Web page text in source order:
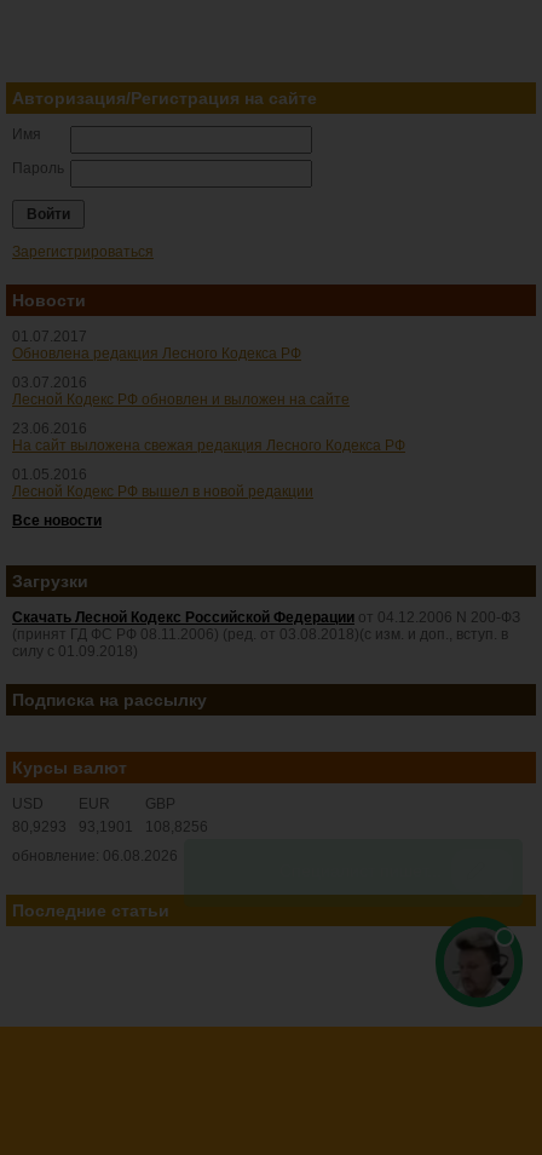
Авторизация/Регистрация на сайте
Имя
Пароль
Зарегистрироваться
Новости
01.07.2017
Обновлена редакция Лесного Кодекса РФ
03.07.2016
Лесной Кодекс РФ обновлен и выложен на сайте
23.06.2016
На сайт выложена свежая редакция Лесного Кодекса РФ
01.05.2016
Лесной Кодекс РФ вышел в новой редакции
Все новости
Загрузки
Скачать Лесной Кодекс Российской Федерации от 04.12.2006 N 200-ФЗ
(принят ГД ФС РФ 08.11.2006) (ред. от 03.08.2018)(с изм. и доп., вступ. в
силу с 01.09.2018)
Подписка на рассылку
Курсы валют
USD EUR
GBP
80,9293
93,1901
108,8256
обновление: 06.08.2026
Последние статьи